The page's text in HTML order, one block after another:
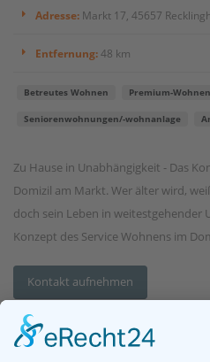
Adresse: Markt 17, 45657
Entfernung:48 km
Betreutes Wohnen Premium-Wohnen
Seniorenwohnungen/-wohnanlage
Zu Hause in Unabhängigkeit - Das
Domizil am Markt. Wer älter wird,
doch sein Leben in weitestgehender
Konzept des Service Wohnens im
Kontakt aufnehmen